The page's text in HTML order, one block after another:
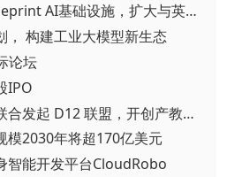
▪ ABB通过集成DSX Blueprint AI基础设施，扩大与英伟达的合作
， 构建工业大模型新生态
论坛
IPO
▪ 重磅官宣！汇川技术联合发起 D12 联盟，开创产教融合新范式
模2030年将超170亿美元
智能开发平台CloudRobo